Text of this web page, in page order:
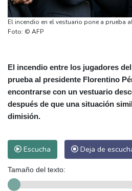
El incendio en el vestuario pone a prueba
Foto: © AFP
El incendio entre los jugadores
prueba al presidente Florentino
encontrarse con un vestuario
después de que una situación
dimisión.
Escucha Deja de
Tamaño del texto: